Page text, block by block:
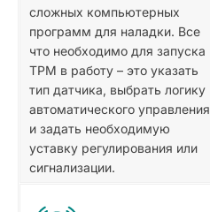
сложных компьютерных
программ для наладки. Все
что необходимо для запуска
ТРМ в работу – это указать
тип датчика, выбрать логику
автоматического управления
и задать необходимую
уставку регулирования или
сигнализации.